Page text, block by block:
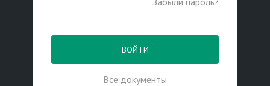
ВОЙТИ
Все документы